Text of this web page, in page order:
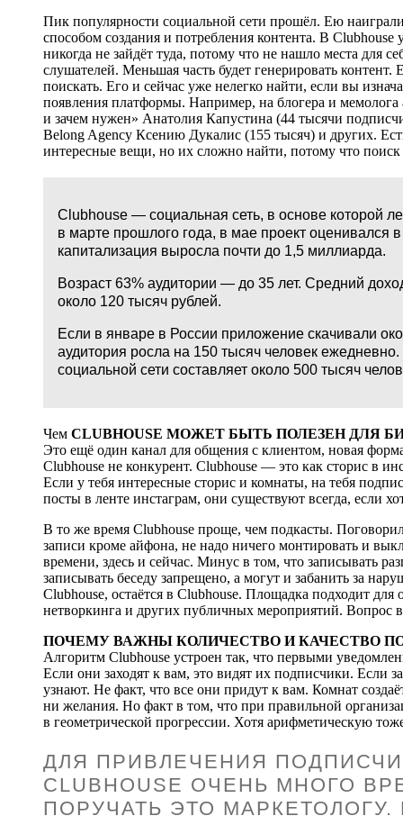
Пик популярности социальной сети прошёл. Ею
способом создания и потребления контента. В
никогда не зайдёт туда, потому что не нашло места для
слушателей. Меньшая часть будет генерировать
поискать. Его и сейчас уже нелегко найти, если вы
появления платформы. Например, на блогера и мемолога
и зачем нужен» Анатолия Капустина (44 тысячи
Belong Agency Ксению Дукалис (155 тысяч) и других.
интересные вещи, но их сложно найти, потому что поиск
Clubhouse — социальная сеть, в основе которой
в марте прошлого года, в мае проект оценивался
капитализация выросла почти до 1,5 миллиарда.
Возраст 63% аудитории — до 35 лет. Средний
около 120 тысяч рублей.
Если в январе в России приложение скачивали
аудитория росла на 150 тысяч человек
социальной сети составляет около 500 тысяч
Чем CLUBHOUSE МОЖЕТ БЫТЬ ПОЛЕЗЕН ДЛЯ
Это ещё один канал для общения с клиентом, новая
Clubhouse не конкурент. Clubhouse — это как сторис в
Если у тебя интересные сторис и комнаты, на тебя
посты в ленте инстаграм, они существуют всегда, если
В то же время Clubhouse проще, чем подкасты.
записи кроме айфона, не надо ничего монтировать и
времени, здесь и сейчас. Минус в том, что записывать
записывать беседу запрещено, а могут и забанить за
Clubhouse, остаётся в Clubhouse. Площадка подходит
нетворкинга и других публичных мероприятий. Вопрос
ПОЧЕМУ ВАЖНЫ КОЛИЧЕСТВО И КАЧЕСТВО
Алгоритм Clubhouse устроен так, что первыми
Если они заходят к вам, это видят их подписчики. Если
узнают. Не факт, что все они придут к вам. Комнат
ни желания. Но факт в том, что при правильной
в геометрической прогрессии. Хотя арифметическую
ДЛЯ ПРИВЛЕЧЕНИЯ
CLUBHOUSE ОЧЕНЬ МНОГО
ПОРУЧАТЬ ЭТО